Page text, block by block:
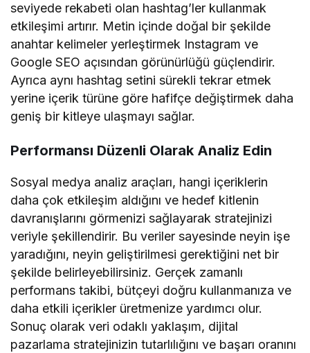
seviyede rekabeti olan hashtag’ler kullanmak
etkileşimi artırır. Metin içinde doğal bir şekilde
anahtar kelimeler yerleştirmek Instagram ve
Google SEO açısından görünürlüğü güçlendirir.
Ayrıca aynı hashtag setini sürekli tekrar etmek
yerine içerik türüne göre hafifçe değiştirmek daha
geniş bir kitleye ulaşmayı sağlar.
Performansı Düzenli Olarak Analiz Edin
Sosyal medya analiz araçları, hangi içeriklerin
daha çok etkileşim aldığını ve hedef kitlenin
davranışlarını görmenizi sağlayarak stratejinizi
veriyle şekillendirir. Bu veriler sayesinde neyin işe
yaradığını, neyin geliştirilmesi gerektiğini net bir
şekilde belirleyebilirsiniz. Gerçek zamanlı
performans takibi, bütçeyi doğru kullanmanıza ve
daha etkili içerikler üretmenize yardımcı olur.
Sonuç olarak veri odaklı yaklaşım, dijital
pazarlama stratejinizin tutarlılığını ve başarı oranını